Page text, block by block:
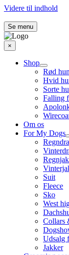
Videre til indhold
Se menu
×
Shop
Rød
Hvid
Sorte
Falling
Om os
For My Dogs
Suit
Fleece
Sko
West
Collars
Udsalg
Jakker